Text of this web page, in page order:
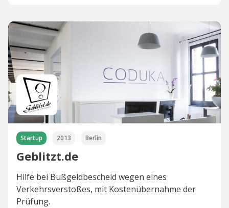
Startup 2013 Berlin
Geblitzt.de
Hilfe bei Bußgeldbescheid wegen eines
Verkehrsverstoßes, mit Kostenübernahme der
Prüfung.